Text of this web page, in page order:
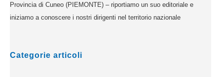
Provincia di Cuneo (PIEMONTE) – riportiamo un suo editoriale e
iniziamo a conoscere i nostri dirigenti nel territorio nazionale
Categorie articoli